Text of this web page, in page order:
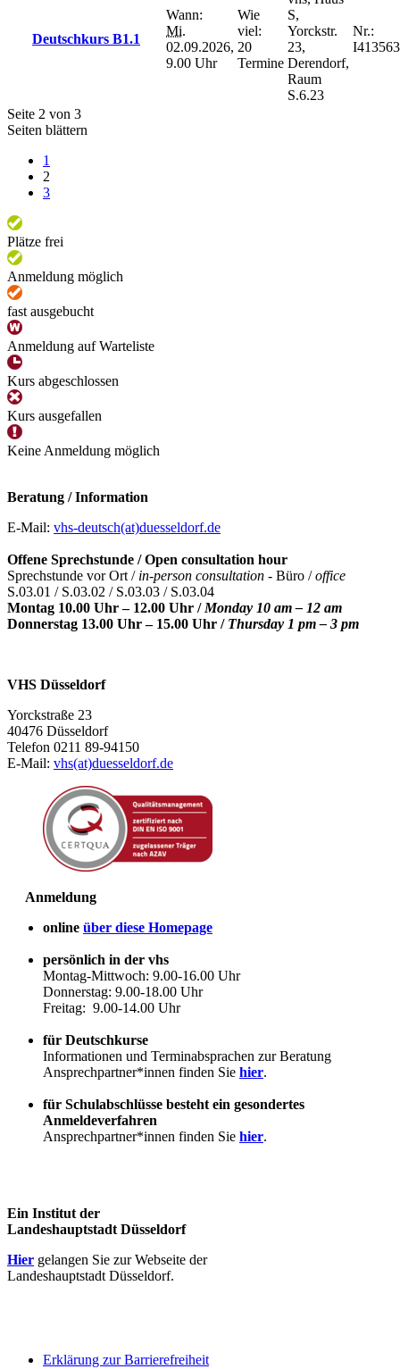
Deutschkurs B1.1
Wann:
Mi.
02.09.2026,
9.00 Uhr
Wie
viel:
20
Termine
S,
Yorckstr.
23,
Derendorf,
Raum
S.6.23
Nr.:
I413563
Seite 2 von 3
Seiten blättern
1
2
3
Plätze frei
Anmeldung möglich
fast ausgebucht
Anmeldung auf Warteliste
Kurs abgeschlossen
Kurs ausgefallen
Keine Anmeldung möglich
Beratung / Information
E-Mail: vhs-deutsch(at)duesseldorf.de
Offene Sprechstunde / Open consultation hour
Sprechstunde vor Ort / in-person consultation - Büro /office
S.03.01 / S.03.02 / S.03.03 / S.03.04
Montag 10.00 Uhr – 12.00 Uhr / Monday 10 am – 12 am
Donnerstag 13.00 Uhr – 15.00 Uhr / Thursday 1 pm – 3 pm
VHS Düsseldorf
Yorckstraße 23
40476 Düsseldorf
Telefon 0211 89-94150
E-Mail: vhs(at)duesseldorf.de
Anmeldung
online über diese Homepage
persönlich in der vhs
Montag-Mittwoch: 9.00-16.00 Uhr
Donnerstag: 9.00-18.00 Uhr
Freitag: 9.00-14.00 Uhr
für Deutschkurse
Informationen und Terminabsprachen zur Beratung
Ansprechpartner*innen finden Sie hier.
für Schulabschlüsse besteht ein gesondertes
Anmeldeverfahren
Ansprechpartner*innen finden Sie hier.
Ein Institut der
Landeshauptstadt Düsseldorf
Hier gelangen Sie zur Webseite der
Landeshauptstadt Düsseldorf.
Erklärung zur Barrierefreiheit